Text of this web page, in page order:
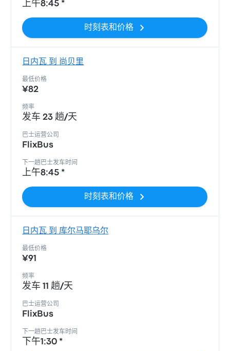
上午8:45 *
时刻表和价格
日内瓦 到 尚贝里
最低价格
¥82
频率
发车 23 趟/天
巴士运营公司
FlixBus
下一趟巴士发车时间
上午8:45 *
时刻表和价格
日内瓦 到 库尔马耶乌尔
最低价格
¥91
频率
发车 11 趟/天
巴士运营公司
FlixBus
下一趟巴士发车时间
下午1:30 *